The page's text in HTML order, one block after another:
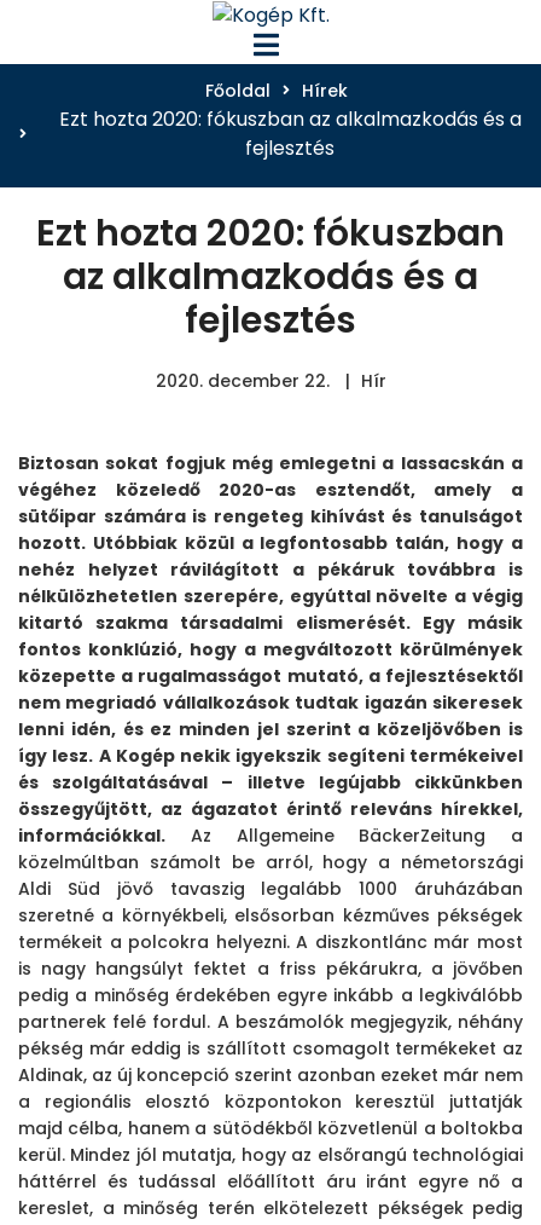
Főoldal
Termékek
A
Kogépről
Szerviz
Kapcsolat
Főoldal Hírek
Ezt hozta 2020: fókuszban az alkalmazkodás és a
fejlesztés
Ezt hozta 2020: fókuszban
az alkalmazkodás és a
fejlesztés
2020. december 22. Hír
Biztosan sokat fogjuk még emlegetni a lassacskán a
végéhez közeledő 2020-as esztendőt, amely a
sütőipar számára is rengeteg kihívást és tanulságot
hozott. Utóbbiak közül a legfontosabb talán, hogy a
nehéz helyzet rávilágított a pékáruk továbbra is
nélkülözhetetlen szerepére, egyúttal növelte a végig
kitartó szakma társadalmi elismerését. Egy másik
fontos konklúzió, hogy a megváltozott körülmények
közepette a rugalmasságot mutató, a fejlesztésektől
nem megriadó vállalkozások tudtak igazán sikeresek
lenni idén, és ez minden jel szerint a közeljövőben is
így lesz. A Kogép nekik igyekszik segíteni termékeivel
és szolgáltatásával – illetve legújabb cikkünkben
összegyűjtött, az ágazatot érintő releváns hírekkel,
információkkal.
Az Allgemeine BäckerZeitung a
közelmúltban számolt be arról, hogy a németországi
Aldi Süd jövő tavaszig legalább 1000 áruházában
szeretné a környékbeli, elsősorban kézműves pékségek
termékeit a polcokra helyezni. A diszkontlánc már most
is nagy hangsúlyt fektet a friss pékárukra, a jövőben
pedig a minőség érdekében egyre inkább a legkiválóbb
partnerek felé fordul. A beszámolók megjegyzik, néhány
pékség már eddig is szállított csomagolt termékeket az
Aldinak, az új koncepció szerint azonban ezeket már nem
a regionális elosztó központokon keresztül juttatják
majd célba, hanem a sütödékből közvetlenül a boltokba
kerül. Mindez jól mutatja, hogy az elsőrangú technológiai
háttérrel és tudással előállított áru iránt egyre nő a
kereslet, a minőség terén elkötelezett pékségek pedig